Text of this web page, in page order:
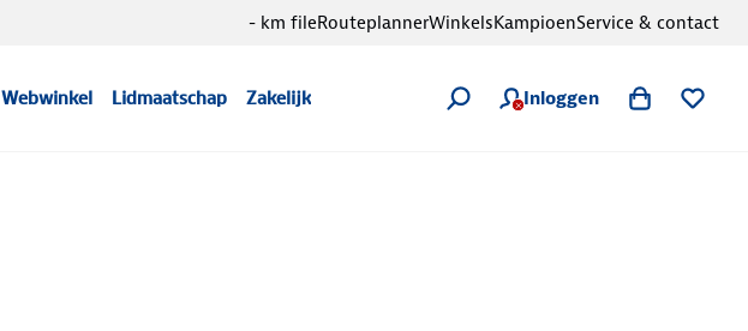
Webwinkel Lidmaatschap Zakelijk Inloggen
- km fileRouteplannerWinkelsKampioenService & contact